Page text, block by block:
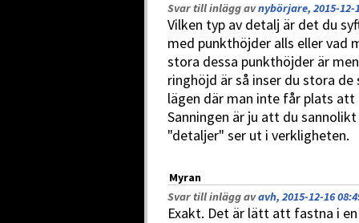
Svar till inlägg avnybörjare, 2015-12-
Vilken typ av detalj är det du
med punkthöjder alls eller vad
stora dessa punkthöjder är
ringhöjd är så inser du stora
lägen där man inte får plats
Sanningen är ju att du
"detaljer" ser ut i verkligheten.
Myran
Svar till inlägg avavh, 2015-12-16
Exakt. Det är lätt att fastna i